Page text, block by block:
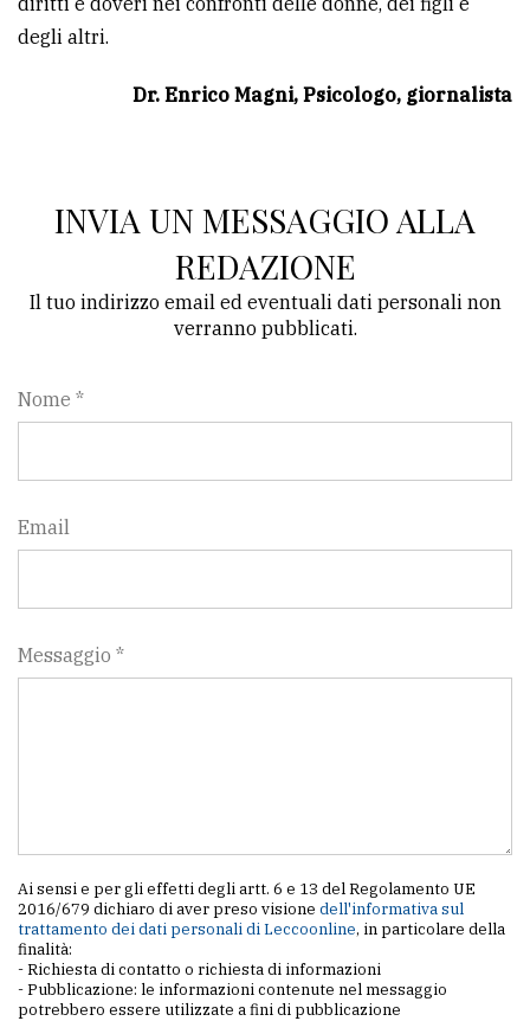
degli altri.
Dr. Enrico Magni, Psicologo, giornalista
INVIA UN MESSAGGIO ALLA
REDAZIONE
Il tuo indirizzo email ed eventuali dati personali non
verranno pubblicati.
Nome *
Email
Messaggio *
Ai sensi e per gli effetti degli artt. 6 e 13 del Regolamento UE
2016/679 dichiaro di aver preso visione dell'informativa sul
trattamento dei dati personali di Leccoonline, in particolare della
finalità:
- Richiesta di contatto o richiesta di informazioni
- Pubblicazione: le informazioni contenute nel messaggio
potrebbero essere utilizzate a fini di pubblicazione